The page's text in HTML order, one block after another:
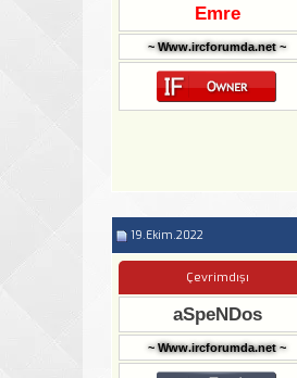
Emre
~ Www.ircforumda.net ~
19.Ekim.2022
Çevrimdışı
aSpeNDos
~ Www.ircforumda.net ~